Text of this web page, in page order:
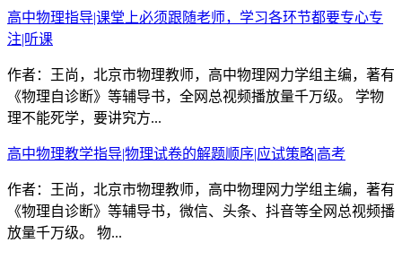
高中物理指导|课堂上必须跟随老师，学习各环节都要专心专
注|听课
作者：王尚，北京市物理教师，高中物理网力学组主编，著有
《物理自诊断》等辅导书，全网总视频播放量千万级。 学物
理不能死学，要讲究方...
高中物理教学指导|物理试卷的解题顺序|应试策略|高考
作者：王尚，北京市物理教师，高中物理网力学组主编，著有
《物理自诊断》等辅导书，微信、头条、抖音等全网总视频播
放量千万级。 物...